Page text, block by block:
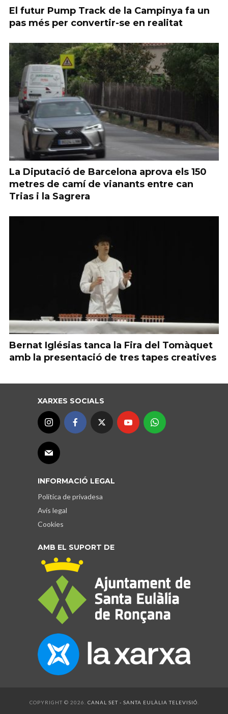
El futur Pump Track de la Campinya fa un
pas més per convertir-se en realitat
La Diputació de Barcelona aprova els 150
metres de camí de vianants entre can
Trias i la Sagrera
Bernat Iglésias tanca la Fira del Tomàquet
amb la presentació de tres tapes creatives
XARXES SOCIALS
INFORMACIÓ LEGAL
Política de privadesa
Avís legal
Cookies
AMB EL SUPORT DE
COPYRIGHT © 2026. CANAL SET - SANTA EULÀLIA TELEVISIÓ